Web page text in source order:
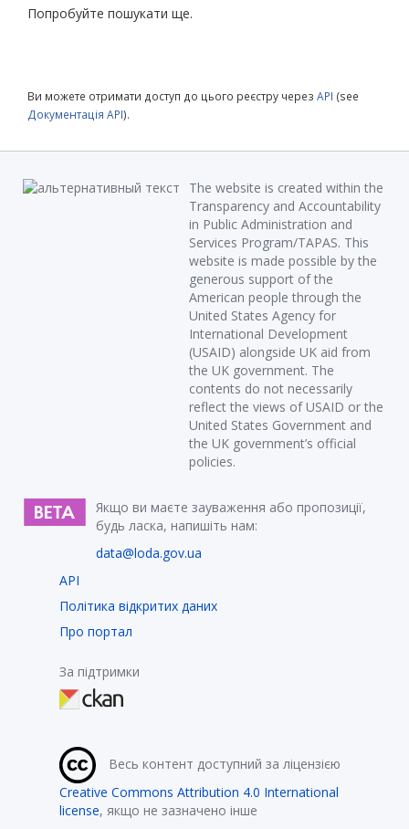
Попробуйте пошукати ще.
Ви можете отримати доступ до цього реєстру через API (see
Документація API).
The website is created within the
Transparency and Accountability
in Public Administration and
Services Program/TAPAS. This
website is made possible by the
generous support of the
American people through the
United States Agency for
International Development
(USAID) alongside UK aid from
the UK government. The
contents do not necessarily
reflect the views of USAID or the
United States Government and
the UK government’s official
policies.
Якщо ви маєте зауваження або пропозиції,
будь ласка, напишіть нам:
data@loda.gov.ua
API
Політика відкритих даних
Про портал
За підтримки
Весь контент доступний за ліцензією
Creative Commons Attribution 4.0 International
license, якщо не зазначено інше